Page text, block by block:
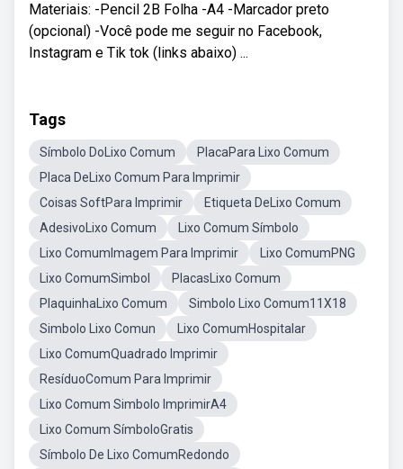
Materiais: -Pencil 2B Folha -A4 -Marcador preto
(opcional) -Você pode me seguir no Facebook,
Instagram e Tik tok (links abaixo) ...
Tags
Símbolo DoLixo Comum
PlacaPara Lixo Comum
Placa DeLixo Comum Para Imprimir
Coisas SoftPara Imprimir
Etiqueta DeLixo Comum
AdesivoLixo Comum
Lixo Comum Símbolo
Lixo ComumImagem Para Imprimir
Lixo ComumPNG
Lixo ComumSimbol
PlacasLixo Comum
PlaquinhaLixo Comum
Simbolo Lixo Comum11X18
Simbolo Lixo Comun
Lixo ComumHospitalar
Lixo ComumQuadrado Imprimir
ResíduoComum Para Imprimir
Lixo Comum Simbolo ImprimirA4
Lixo Comum SímboloGratis
Símbolo De Lixo ComumRedondo